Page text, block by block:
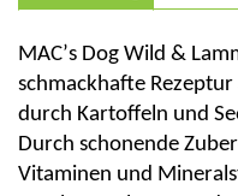
MAC’s Dog Wild &
schmackhafte
durch Kartoffeln und
Durch schonende
Vitaminen und